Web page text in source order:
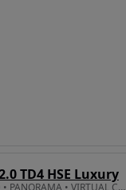
TD4 HSE Luxury
1999 cm3 • 180 KM • • 4x4 AWD • PANORAMA • VIRTUAL COCKPIT •Elegancja. Komfort. Przestrzeń